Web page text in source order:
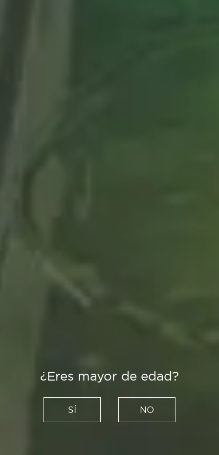
¿Eres mayor de edad?
SÍ NO
Es Tendencia
Proyectos literarios más allá
de los libros: de Bookish a